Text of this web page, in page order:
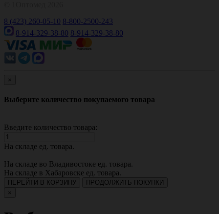
8 (423) 260-05-10 8-800-2500-243
8-914-329-38-80 8-914-329-38-80
×
Выберите количество покупаемого товара
Введите количество товара:
На складе ед. товара.
На складе во Владивостоке ед. товара.
На складе в Хабаровске ед. товара.
ПЕРЕЙТИ В КОРЗИНУ
ПРОДОЛЖИТЬ ПОКУПКИ
×